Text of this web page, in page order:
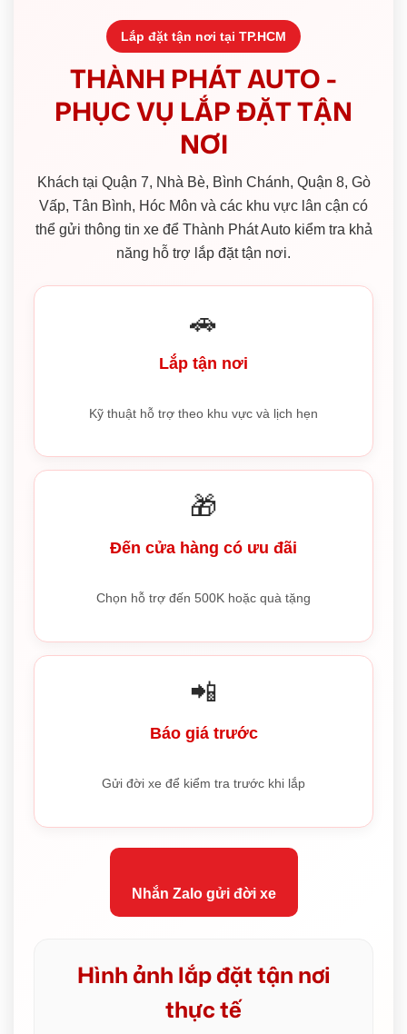
Lắp đặt tận nơi tại TP.HCM
THÀNH PHÁT AUTO -
PHỤC VỤ LẮP ĐẶT TẬN
NƠI
Khách tại Quận 7, Nhà Bè, Bình Chánh, Quận 8, Gò
Vấp, Tân Bình, Hóc Môn và các khu vực lân cận có
thể gửi thông tin xe để Thành Phát Auto kiểm tra khả
năng hỗ trợ lắp đặt tận nơi.
🚗
Lắp tận nơi
Kỹ thuật hỗ trợ theo khu vực và lịch hẹn
🎁
Đến cửa hàng có ưu đãi
Chọn hỗ trợ đến 500K hoặc quà tặng
📲
Báo giá trước
Gửi đời xe để kiểm tra trước khi lắp
Nhắn Zalo gửi đời xe
Hình ảnh lắp đặt tận nơi
thực tế